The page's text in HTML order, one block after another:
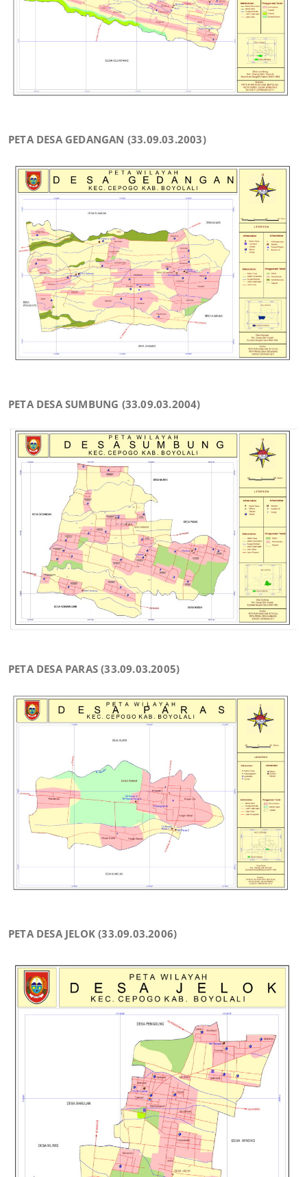
PETA DESA GEDANGAN (33.09.03.2003)
PETA DESA SUMBUNG (33.09.03.2004)
PETA DESA PARAS (33.09.03.2005)
PETA DESA JELOK (33.09.03.2006)